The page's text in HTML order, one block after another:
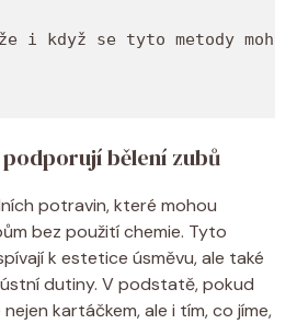
že i když se tyto metody
bělení zubů
potravin, které mohou
bez použití chemie. Tyto
k estetice úsměvu, ale také
dutiny. V podstatě, pokud
kartáčkem, ale i tím, co jíme,